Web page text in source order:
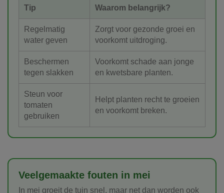
Tip Waarom belangrijk?
Regelmatig
water geven
Zorgt voor gezonde groei en
voorkomt uitdroging.
Beschermen
tegen slakken
Voorkomt schade aan jonge
en kwetsbare planten.
Steun voor
tomaten
gebruiken
Helpt planten recht te groeien
en voorkomt breken.
Veelgemaakte fouten in mei
In mei groeit de tuin snel, maar net dan worden ook